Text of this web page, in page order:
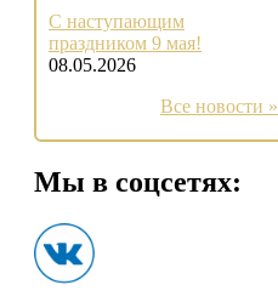
С наступающим
праздником 9 мая!
08.05.2026
Все новости »
Мы в соцсетях: